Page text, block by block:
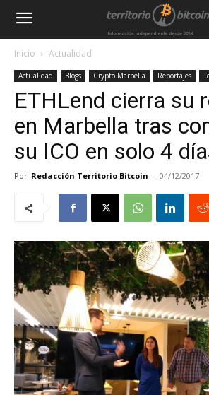
Inicio Actualidad
Actualidad Blogs Crypto Marbella Reportajes
ETHLend cierra su
en Marbella tras
su ICO en solo 4
Por Redacción Territorio Bitcoin - 04/12/2017